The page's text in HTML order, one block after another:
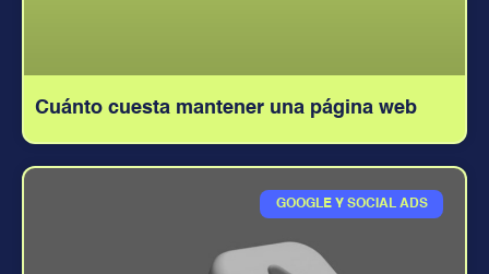
Cuánto cuesta mantener una página web
GOOGLE Y SOCIAL ADS